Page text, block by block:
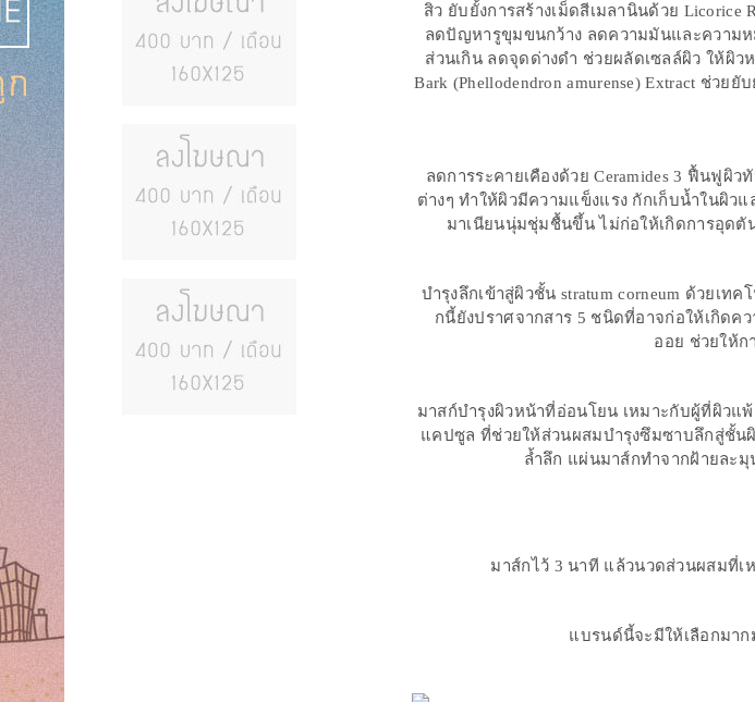
สิว ยับยั้งการสร้างเม็ดสีเมลานินด้วย Licorice
ลดปัญหารูขุมขนกว้าง ลดความมันและความ
ส่วนเกิน ลดจุดด่างดำ ช่วยผลัดเซลล์ผิว ให้ผิว
Bark (Phellodendron amurense) Extract ช่ว
ลดการระคายเคืองด้วย Ceramides 3 ฟื้นฟูผิ
ต่างๆ ทำให้ผิวมีความแข็งแรง กักเก็บน้ำในผิ
มาเนียนนุ่มชุ่มชื้นขึ้น ไม่ก่อให้เกิดการอุดตั
บำรุงลึกเข้าสู่ผิวชั้น stratum corneum ด้วยเท
กนี้ยังปราศจากสาร 5 ชนิดที่อาจก่อให้เกิดค
ออย ช่วยให้ก
มาสก์บำรุงผิวหน้าที่อ่อนโยน เหมาะกับผู้ที่ผิวแ
แคปซูล ที่ช่วยให้ส่วนผสมบำรุงซึมซาบลึกสู่ชั้น
ล้ำลึก แผ่นมาส์กทำจากฝ้ายละ
มาส์กไว้ 3 นาที แล้วนวดส่วนผสมที่เ
แบรนด์นี้จะมีให้เลือกมา